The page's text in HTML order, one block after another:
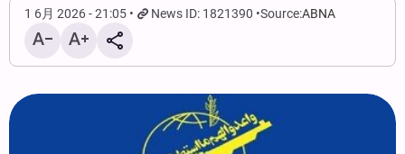
1 6月 2026 - 21:05 News ID: 1821390 Source:ABNA